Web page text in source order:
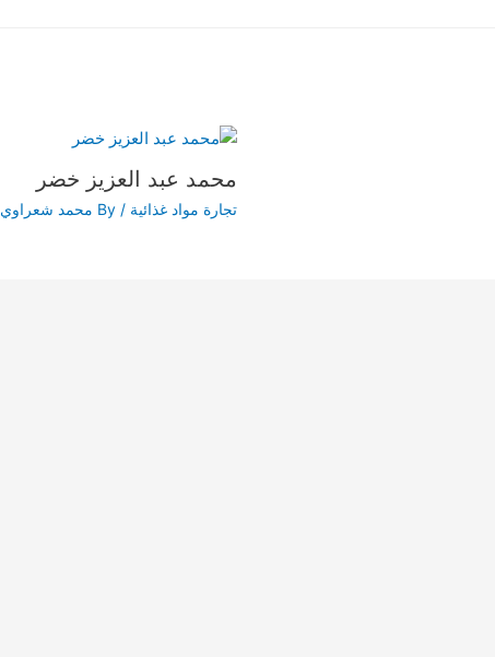
محمد عبد العزيز خضر
تجارة مواد غذائية / By محمد شعراوي